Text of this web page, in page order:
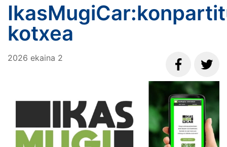
kotxea
2026 ekaina 2